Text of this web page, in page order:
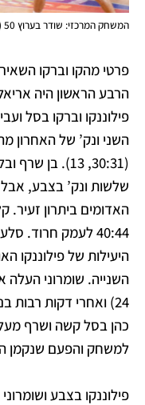
המשחק המרכזי: שודר בערוץ 50 (ONE) צילום: רום שקד
פרטי מהקו וברקו
הרבע הראשון היה אריאל סלע
פילוננקו וברקו בסל
השני ונק’ של האחרון
(30:31, 13).
שלשות ונק’ בצבע,
האדומים ביתרון
40:44 לעמק חרוד.
סלע
היעילות של פילוננקו
24) ואחרי דקות רבות
כהן בסל קשה ושרף
למשחק והפעם שנקמן
פילוננקו בצבע